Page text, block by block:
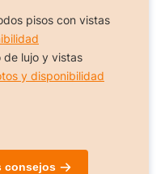
pisos con vistas
de lujo y vistas
y disponibilidad
consejos